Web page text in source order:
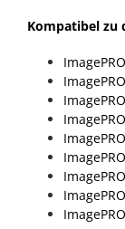
Kompatibel zu